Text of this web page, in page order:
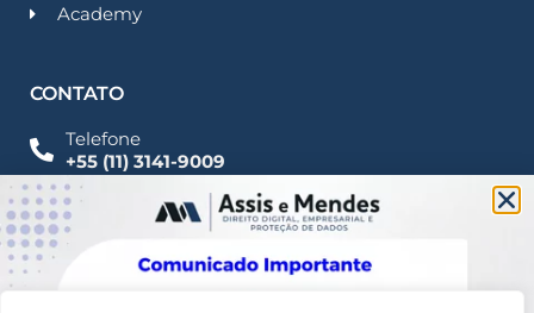
Academy
CONTATO
Telefone
+55 (11) 3141-9009
Imprensa
Fale Conosco
contato@assisemendes.com.br
Alameda Santos, 1165 Paulista - CEP 01419-001 -